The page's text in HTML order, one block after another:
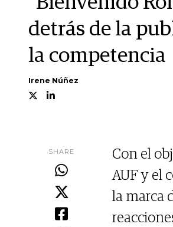
detrás de la
la competencia
Irene Núñez
SHARE
Con el
AUF y el
la marca